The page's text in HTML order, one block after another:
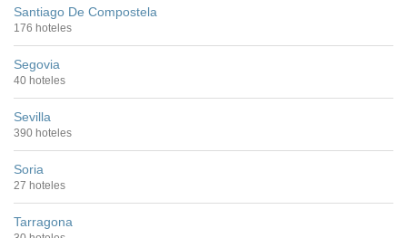
Santiago De Compostela
176 hoteles
Segovia
40 hoteles
Sevilla
390 hoteles
Soria
27 hoteles
Tarragona